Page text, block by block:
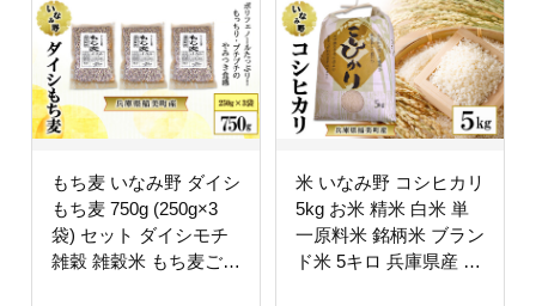
もち麦 いなみ野 ダイシ
もち麦 750g (250g×3
袋) セット ダイシモチ
雑穀 雑穀米 もち麦ごは
米 いなみ野 コシヒカリ
5kg お米 精米 白米 単
一原料米 銘柄米 ブラン
ド米 5キロ 兵庫県産 兵